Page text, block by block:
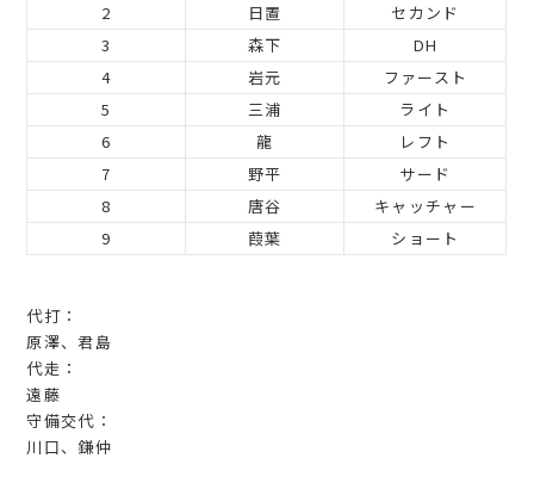
2
日置
セカンド
3
森下
DH
4
岩元
ファースト
5
三浦
ライト
6
龍
レフト
7
野平
サード
8
唐谷
キャッチャー
9
葭葉 ショート
代打：
原澤、君島
代走：
遠藤
守備交代：
川口、鎌仲